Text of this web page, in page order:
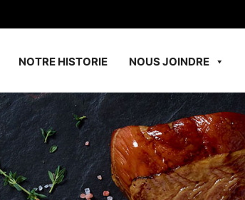
NOTRE HISTORIE NOUS JOINDRE